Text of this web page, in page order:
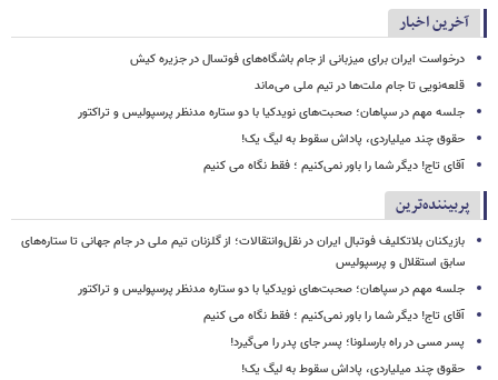
آخرین اخبار
درخواست ایران برای میزبانی از جام باشگاه‌های فوتسال در جزیره کیش
قلعه‌نویی تا جام ملت‌ها در تیم ملی می‌ماند
جلسه مهم در سپاهان؛ صحبت‌های نویدکیا با دو ستاره مدنظر پرسپولیس و تراکتور
حقوق چند میلیاردی، پاداش سقوط به لیگ یک!
آقای تاج! دیگر شما را باور نمی‌کنیم ؛ فقط نگاه می کنیم
پربیننده‌ترین
بازیکنان بلاتکلیف فوتبال ایران در نقل‌وانتقالات؛ از گلزنان تیم ملی در جام جهانی تا ستاره‌های
سابق استقلال و پرسپولیس
جلسه مهم در سپاهان؛ صحبت‌های نویدکیا با دو ستاره مدنظر پرسپولیس و تراکتور
آقای تاج! دیگر شما را باور نمی‌کنیم ؛ فقط نگاه می کنیم
پسر مسی در راه بارسلونا؛ پسر جای پدر را می‌گیرد!
حقوق چند میلیاردی، پاداش سقوط به لیگ یک!